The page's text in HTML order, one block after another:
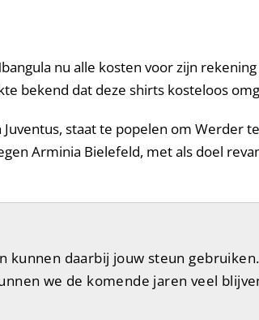
nu alle kosten voor zijn
bekend dat deze shirts kosteloos
staat te popelen om Werder
Arminia Bielefeld, met als doel
kunnen daarbij jouw steun
we de komende jaren veel